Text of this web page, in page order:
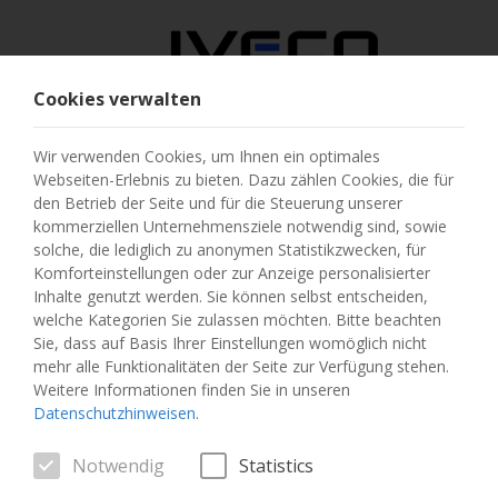
ÖSTERREICH
LAND AUSWÄHLEN
SPRACHE ÄNDERN
Toggle
navigation
MENU
FAHRZEUG
Cookies verwalten
Wir verwenden Cookies, um Ihnen ein optimales
Webseiten-Erlebnis zu bieten. Dazu zählen Cookies, die für
den Betrieb der Seite und für die Steuerung unserer
kommerziellen Unternehmensziele notwendig sind, sowie
solche, die lediglich zu anonymen Statistikzwecken, für
Komforteinstellungen oder zur Anzeige personalisierter
Inhalte genutzt werden. Sie können selbst entscheiden,
welche Kategorien Sie zulassen möchten. Bitte beachten
Sie, dass auf Basis Ihrer Einstellungen womöglich nicht
mehr alle Funktionalitäten der Seite zur Verfügung stehen.
Weitere Informationen finden Sie in unseren
Datenschutzhinweisen.
Notwendig Statistics